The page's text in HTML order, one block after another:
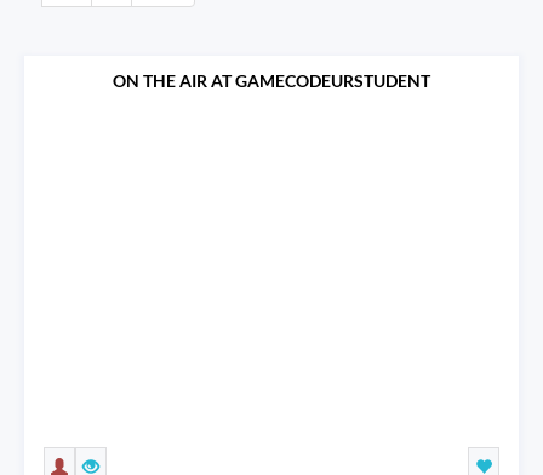
ON THE AIR AT GAMECODEURSTUDENT